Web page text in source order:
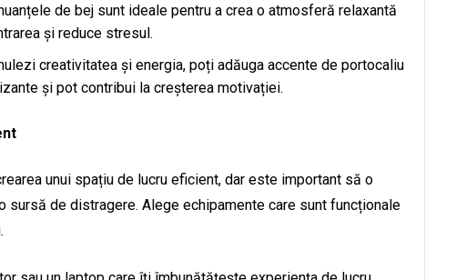
de bej sunt ideale pentru a crea o atmosferă relaxantă
și reduce stresul.
creativitatea și energia, poți adăuga accente de portocaliu
și pot contribui la creșterea motivației.
unui spațiu de lucru eficient, dar este important să o
sursă de distragere. Alege echipamente care sunt funcționale